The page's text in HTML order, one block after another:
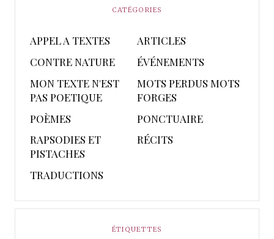
CATÉGORIES
APPEL A TEXTES
ARTICLES
CONTRE NATURE
ÉVÉNEMENTS
MON TEXTE N'EST
PAS POETIQUE
MOTS PERDUS MOTS
FORGES
POÈMES
PONCTUAIRE
RAPSODIES ET
PISTACHES
RÉCITS
TRADUCTIONS
ÉTIQUETTES